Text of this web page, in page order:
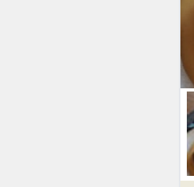
I
m